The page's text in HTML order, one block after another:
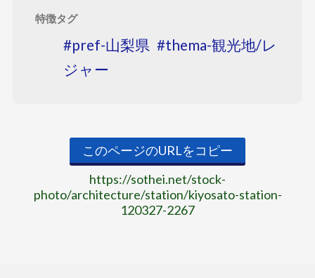
特徴タグ
pref-山梨県
thema-観光地/レ
ジャー
このページのURLをコピー
https://sothei.net/stock-
photo/architecture/station/kiyosato-station-
120327-2267